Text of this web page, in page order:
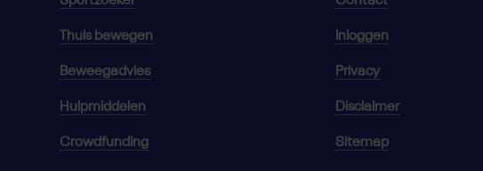
Thuis bewegen
Beweegadvies
Hulpmiddelen
Crowdfunding
Inloggen
Privacy
Disclaimer
Sitemap